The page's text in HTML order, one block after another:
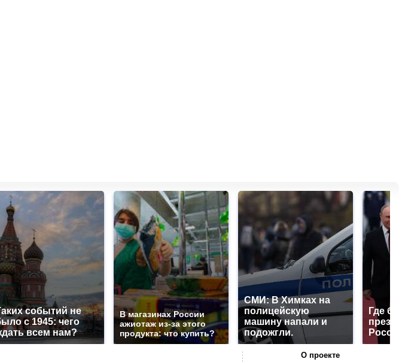
событий не
с 1945: чего
всем нам?
В магазинах России
ажиотаж из-за этого
продукта: что купить?
СМИ: В Химках на
полицейскую
машину напали и
подожгли.
Где
О проекте